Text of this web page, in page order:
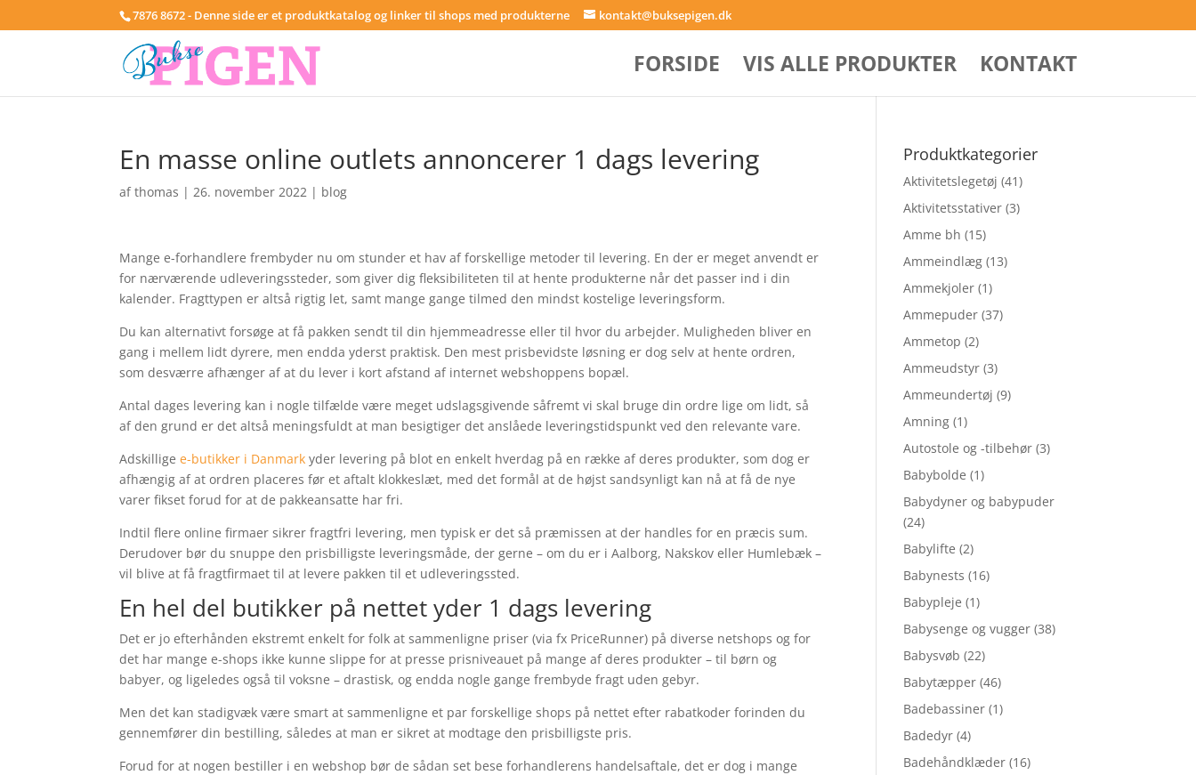
7876 8672 - Denne side er et produktkatalog og linker til shops med produkterne kontakt@buksepigen.dk
FORSIDE VIS ALLE PRODUKTER KONTAKT
En masse online outlets annoncerer 1 dags levering
afthomas |26. november 2022 | blog
Mange e-forhandlere frembyder nu om stunder et hav af forskellige metoder til levering. En der er meget anvendt er
for nærværende udleveringssteder, som giver dig fleksibiliteten til at hente produkterne når det passer ind i din
kalender. Fragttypen er altså rigtig let, samt mange gange tilmed den mindst kostelige leveringsform.
Du kan alternativt forsøge at få pakken sendt til din hjemmeadresse eller til hvor du arbejder. Muligheden bliver en
gang i mellem lidt dyrere, men endda yderst praktisk. Den mest prisbevidste løsning er dog selv at hente ordren,
som desværre afhænger af at du lever i kort afstand af internet webshoppens bopæl.
Antal dages levering kan i nogle tilfælde være meget udslagsgivende såfremt vi skal bruge din ordre lige om lidt, så
af den grund er det altså meningsfuldt at man besigtiger det anslåede leveringstidspunkt ved den relevante vare.
Adskilligee-butikker i Danmark yder levering på blot en enkelt hverdag på en række af deres produkter, som dog er
afhængig af at ordren placeres før et aftalt klokkeslæt, med det formål at de højst sandsynligt kan nå at få de nye
varer fikset forud for at de pakkeansatte har fri.
Indtil flere online firmaer sikrer fragtfri levering, men typisk er det så præmissen at der handles for en præcis sum.
Derudover bør du snuppe den prisbilligste leveringsmåde, der gerne – om du er i Aalborg, Nakskov eller Humlebæk –
vil blive at få fragtfirmaet til at levere pakken til et udleveringssted.
En hel del butikker på nettet yder 1 dags levering
Det er jo efterhånden ekstremt enkelt for folk at sammenligne priser (via fx PriceRunner) på diverse netshops og for
det har mange e-shops ikke kunne slippe for at presse prisniveauet på mange af deres produkter – til børn og
babyer, og ligeledes også til voksne – drastisk, og endda nogle gange frembyde fragt uden gebyr.
Men det kan stadigvæk være smart at sammenligne et par forskellige shops på nettet efter rabatkoder forinden du
gennemfører din bestilling, således at man er sikret at modtage den prisbilligste pris.
Forud for at nogen bestiller i en webshop bør de sådan set bese forhandlerens handelsaftale, det er dog i mange
Produktkategorier
Aktivitetslegetøj (41)
Aktivitetsstativer (3)
Amme bh (15)
Ammeindlæg (13)
Ammekjoler (1)
Ammepuder (37)
Ammetop (2)
Ammeudstyr (3)
Ammeundertøj (9)
Amning (1)
Autostole og -tilbehør (3)
Babybolde (1)
Babydyner og babypuder
(24)
Babylifte (2)
Babynests (16)
Babypleje (1)
Babysenge og vugger (38)
Babysvøb (22)
Babytæpper (46)
Badebassiner (1)
Badedyr (4)
Badehåndklæder (16)